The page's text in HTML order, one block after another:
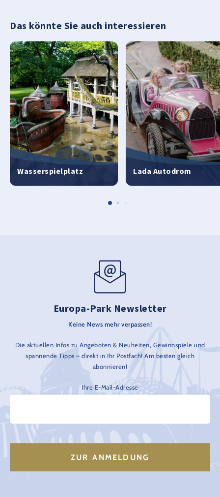
Das könnte Sie auch interessieren
Wasserspielplatz Lada Autodrom
Europa-Park Newsletter
Keine News mehr verpassen!
Die aktuellen Infos zu Angeboten & Neuheiten, Gewinnspiele und
spannende Tipps – direkt in Ihr Postfach! Am besten gleich
abonnieren!
Ihre E-Mail-Adresse